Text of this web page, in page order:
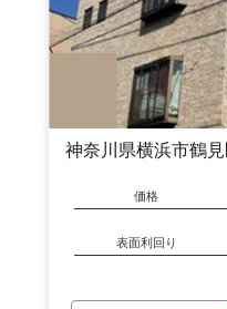
神奈川県横浜市鶴
価格
表面利回り